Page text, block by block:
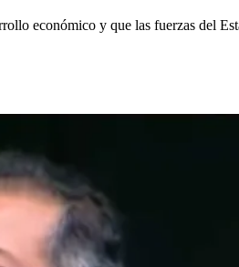
económico y que las fuerzas del